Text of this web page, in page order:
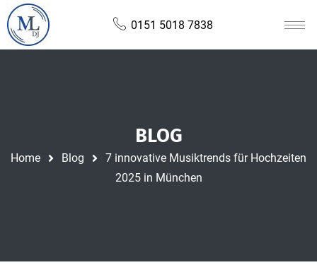
0151 5018 7838
BLOG
Home Blog
7 innovative Musiktrends für Hochzeiten
2025 in München